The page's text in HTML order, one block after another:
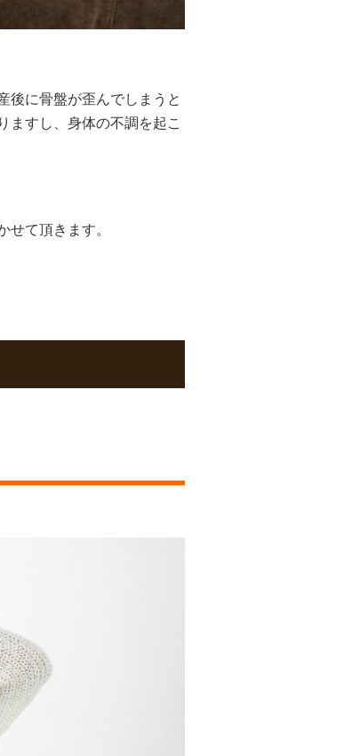
後に骨盤が歪んでしまうと
ますし、身体の不調を起こ
せて頂きます。